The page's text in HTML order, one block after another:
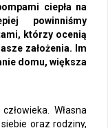
ciepła na
powinniśmy
którzy ocenią
założenia. Im
domu, większa
Własna
oraz rodziny,